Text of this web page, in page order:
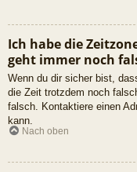
Ich habe die
geht immer noch
Wenn du dir sicher bist,
die Zeit trotzdem noch
falsch. Kontaktiere einen
kann.
Nach oben